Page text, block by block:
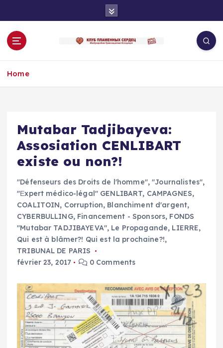
o
Home
Mutabar Tadjibayeva:
Assosiation CENLIBART
existe ou non?!
"Défenseurs des Droits de l'homme","Journalistes",
"Еxpert médico-légal" GENLIBART, CAMPAGNES,
COALITOIN, Corruption, Blanchiment d'argent,
CYBERBULLING, Financement - Sponsors, FONDS
"Mutabar TADJIBAYEVA", Le Propagande, LIERRE,
Qui est à blâmer?! Qui est la prochaine?!,
TRIBUNAL DE PARIS
février 23, 2017
0 Comments